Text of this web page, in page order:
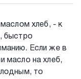
хлеб, - к
быстро
Если же в
масло на хлеб,
то